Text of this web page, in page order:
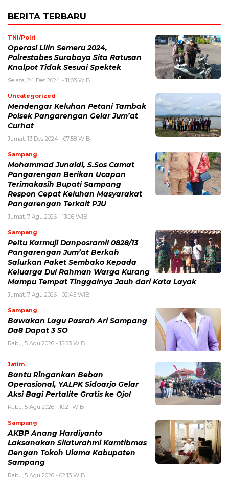
BERITA TERBARU
TNI/Polri
Operasi Lilin Semeru 2024,
Polrestabes Surabaya Sita Ratusan
Knalpot Tidak Sesuai Spektek
Selasa, 24 Des 2024 - 11:03 WIB
Uncategorized
Mendengar Keluhan Petani Tambak
Polsek Pangarengan Gelar Jum’at
Curhat
Jumat, 13 Des 2024 - 07:58 WIB
Sampang
Mohammad Junaidi, S.Sos Camat
Pangarengan Berikan Ucapan
Terimakasih Bupati Sampang
Respon Cepat Keluhan Masyarakat
Pangarengan Terkait PJU
Jumat, 7 Agu 2026 - 13:06 WIB
Sampang
Peltu Karmuji Danposramil 0828/13
Pangarengan Jum’at Berkah
Salurkan Paket Sembako Kepada
Keluarga Dul Rahman Warga Kurang
Mampu Tempat Tinggalnya Jauh dari Kata Layak
Jumat, 7 Agu 2026 - 02:45 WIB
Sampang
Bawakan Lagu Pasrah Ari Sampang
Da8 Dapat 3 SO
Rabu, 5 Agu 2026 - 15:53 WIB
Jatim
Bantu Ringankan Beban
Operasional, YALPK Sidoarjo Gelar
Aksi Bagi Pertalite Gratis ke Ojol
Rabu, 5 Agu 2026 - 10:21 WIB
Sampang
AKBP Anang Hardiyanto
Laksanakan Silaturahmi Kamtibmas
Dengan Tokoh Ulama Kabupaten
Sampang
Rabu, 5 Agu 2026 - 02:13 WIB